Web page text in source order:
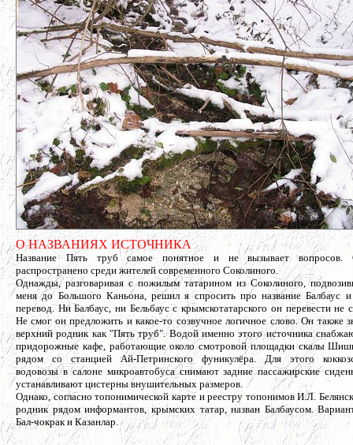
О НАЗВАНИЯХ ИСТОЧНИКА
Название Пять труб самое понятное и не вызывает вопросов.
распространено среди жителей современного Соколиного.
Однажды, разговаривая с пожилым татарином из Соколиного,
меня до Большого Каньона, решил я спросить про название Балбаус и
перевод. Ни Балбаус, ни Бельбаус с крымскотатарского он перевести не
Не смог он предложить и какое-то созвучное логичное слово. Он также
верхний родник как "Пять труб". Водой именно этого источника
придорожные кафе, работающие около смотровой площадки скалы
рядом со станцией Ай-Петринского фуникулёра. Для этого
водовозы в салоне микроавтобуса снимают задние пассажирские
устанавливают цистерны внушительных размеров.
Однако, согласно топонимической карте и реестру топонимов И.Л.
родник рядом информантов, крымских татар, назван Балбаусом.
Бал-чокрак и Казанлар.